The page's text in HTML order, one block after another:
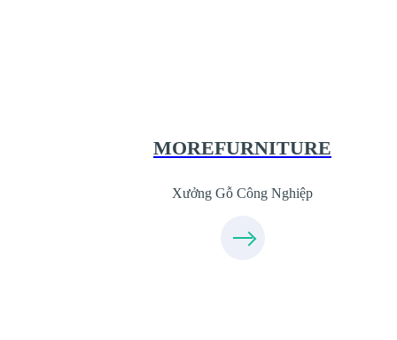
MOREFURNITURE
Xưởng Gỗ Công Nghiệp